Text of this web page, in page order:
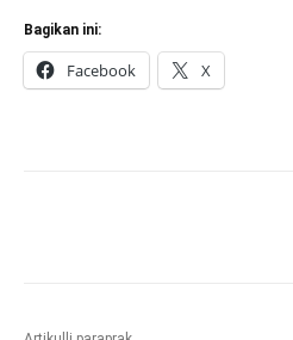
Bagikan ini:
Facebook X